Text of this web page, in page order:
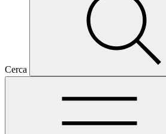
Cerca